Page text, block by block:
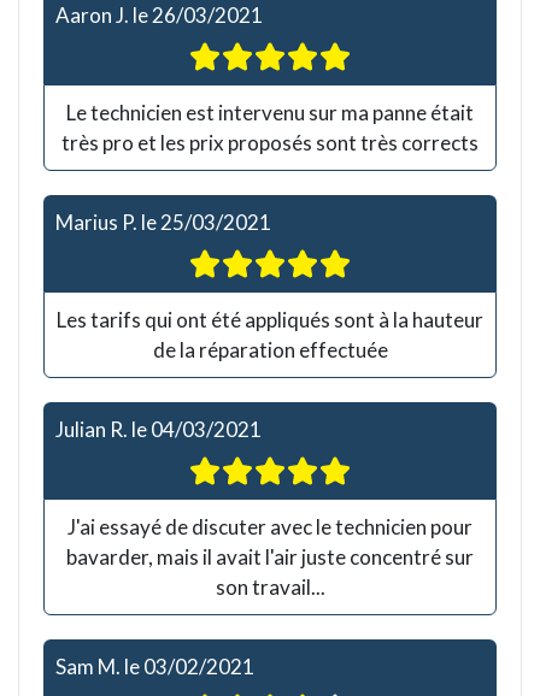
Aaron J. le26/03/2021
Le technicien est intervenu sur ma panne était
très pro et les prix proposés sont très corrects
Marius P. le25/03/2021
Les tarifs qui ont été appliqués sont à la hauteur
de la réparation effectuée
Julian R. le04/03/2021
J'ai essayé de discuter avec le technicien pour
bavarder, mais il avait l'air juste concentré sur
son travail...
Sam M. le03/02/2021